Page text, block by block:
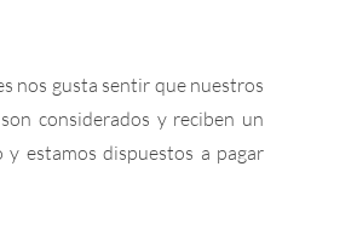
nos gusta sentir que nuestros
considerados y reciben un
estamos dispuestos a pagar